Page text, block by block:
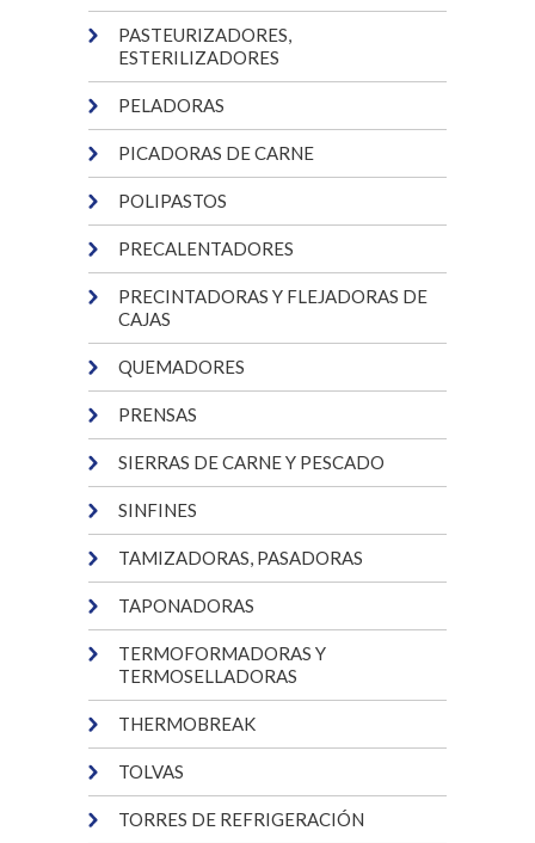
PASTEURIZADORES,
ESTERILIZADORES
PELADORAS
PICADORAS DE CARNE
POLIPASTOS
PRECALENTADORES
PRECINTADORAS Y FLEJADORAS DE
CAJAS
QUEMADORES
PRENSAS
SIERRAS DE CARNE Y PESCADO
SINFINES
TAMIZADORAS, PASADORAS
TAPONADORAS
TERMOFORMADORAS Y
TERMOSELLADORAS
THERMOBREAK
TOLVAS
TORRES DE REFRIGERACIÓN